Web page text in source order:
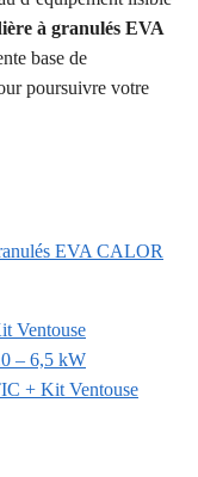
à granulés EVA
base de
poursuivre votre
EVA CALOR
Ventouse
– 6,5 kW
+ Kit Ventouse